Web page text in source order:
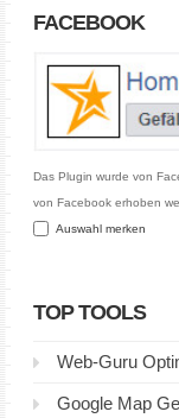
FACEBOOK
Das Plugin wurde von
von Facebook erhoben
Auswahl merken
TOP TOOLS
Web-Guru
Google Map